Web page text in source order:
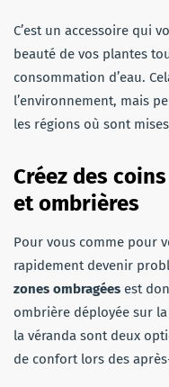
C’est un accessoire qui
beauté de vos plantes
consommation d’eau.
l’environnement, mais
les régions où sont
Créez des
et ombrières
Pour vous comme pour
rapidement devenir
zones ombragées est
ombrière déployée sur
la véranda sont deux
de confort lors des